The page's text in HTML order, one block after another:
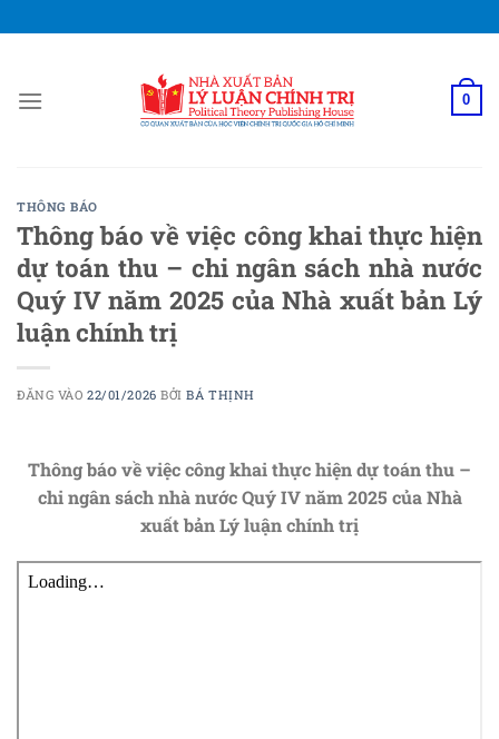
qua
dung
0
THÔNG BÁO
Thông báo về việc công khai thực hiện
dự toán thu – chi ngân sách nhà nước
Quý IV năm 2025 của Nhà xuất bản Lý
luận chính trị
ĐĂNG VÀO22/01/2026 BỞIBÁ THỊNH
Thông báo về việc công khai thực hiện dự toán thu –
chi ngân sách nhà nước Quý IV năm 2025 của Nhà
xuất bản Lý luận chính trị